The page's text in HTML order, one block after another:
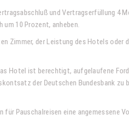
und Vertragserfüllung 4
10 Prozent, anheben.
Zimmer, der Leistung des Hotels
Hotel ist berechtigt, aufgelaufene
der Deutschen Bundesbank zu
Pauschalreisen eine angemessene